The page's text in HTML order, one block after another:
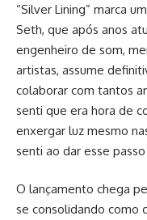
“Silver Lining” marca
Seth, que após anos
engenheiro de som,
artistas, assume
colaborar com tantos
senti que era hora de
enxergar luz mesmo
senti ao dar esse
O lançamento chega
se consolidando como